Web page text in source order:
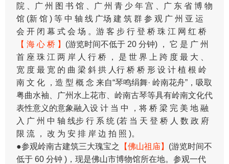
院 、广 州 图 书 馆 、广 州 青 少 年 宫 、广 东 省 博 物
馆 (新 馆 ) 等 中 轴 线 广场 建 筑 群 参 观 广 州 亚 运
会 开 闭 幕 式 会 场 。游 客 步 行 登 桥 珠 江 网 红 桥
【 海 心 桥 】 (游览时间不低于 20 分钟) ， 它 是 广 州
首 座 珠 江 两 岸 人 行 桥 ， 是 世 界 上 跨 度 最 大 、
宽 度 最 宽 的 曲 梁 斜 拱 人行 桥 桥 形 设 计 植 根 岭
南 文 化 ，造 型 概 念 来自“琴鸣绢舞· 岭南花舟”，吸取
粤曲水袖、广州水上花市、岭南古琴等具有岭南文化代
表性意义的意象融入设 计 当 中 ，将 桥 梁 完 美 地 融
入 广 州 中 轴 线步 行 系 统 (若 当 天 登 桥 人 数 政 府
限 流 ， 改 为 安 排 岸 边 拍 照 )。
●参观岭南古建筑三大瑰宝之
【佛山祖庙】 (游览时间不
低于 60 分钟 )，现是佛山市博物馆所在地。参观一代